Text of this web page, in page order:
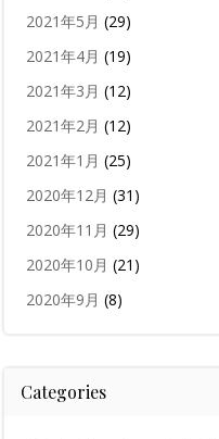
2021年5月 (29)
2021年4月 (19)
2021年3月 (12)
2021年2月 (12)
2021年1月 (25)
2020年12月 (31)
2020年11月 (29)
2020年10月 (21)
2020年9月 (8)
Categories